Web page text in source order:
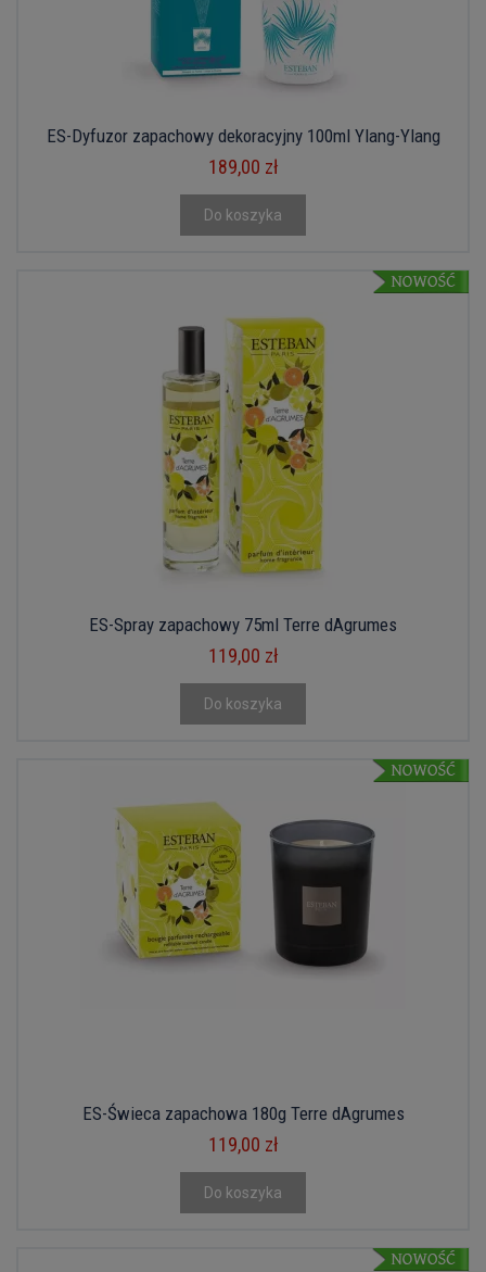
ES-Dyfuzor zapachowy dekoracyjny 100ml Ylang-Ylang
189,00 zł
Do koszyka
ES-Spray zapachowy 75ml Terre dAgrumes
119,00 zł
Do koszyka
ES-Świeca zapachowa 180g Terre dAgrumes
119,00 zł
Do koszyka